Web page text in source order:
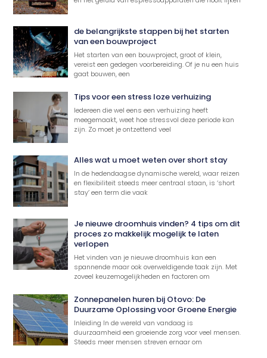
de belangrijkste stappen bij het starten
van een bouwproject
Het starten van een bouwproject, groot of klein,
vereist een gedegen voorbereiding. Of je nu een huis
gaat bouwen, een
Tips voor een stress loze verhuizing
Iedereen die wel eens een verhuizing heeft
meegemaakt, weet hoe stressvol deze periode kan
zijn. Zo moet je ontzettend veel
Alles wat u moet weten over short stay
In de hedendaagse dynamische wereld, waar reizen
en flexibiliteit steeds meer centraal staan, is ‘short
stay’ een term die vaak
Je nieuwe droomhuis vinden? 4 tips om dit
proces zo makkelijk mogelijk te laten
verlopen
Het vinden van je nieuwe droomhuis kan een
spannende maar ook overweldigende taak zijn. Met
zoveel keuzemogelijkheden en factoren om
Zonnepanelen huren bij Otovo: De
Duurzame Oplossing voor Groene Energie
Inleiding In de wereld van vandaag is
duurzaamheid een groeiende zorg voor veel mensen.
Steeds meer mensen streven ernaar om